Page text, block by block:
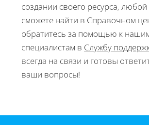
создании своего ресурса,
сможете найти в Справочном
обратитесь за помощью к
специалистам в Службу
всегда на связи и готовы
ваши вопросы!